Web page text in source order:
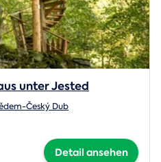
unter Jested
Český Dub
Detail ansehen